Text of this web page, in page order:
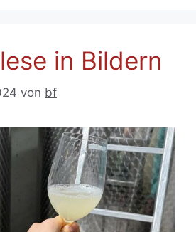
in Bildern
von bf